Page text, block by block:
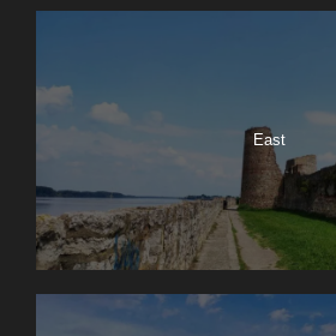
East